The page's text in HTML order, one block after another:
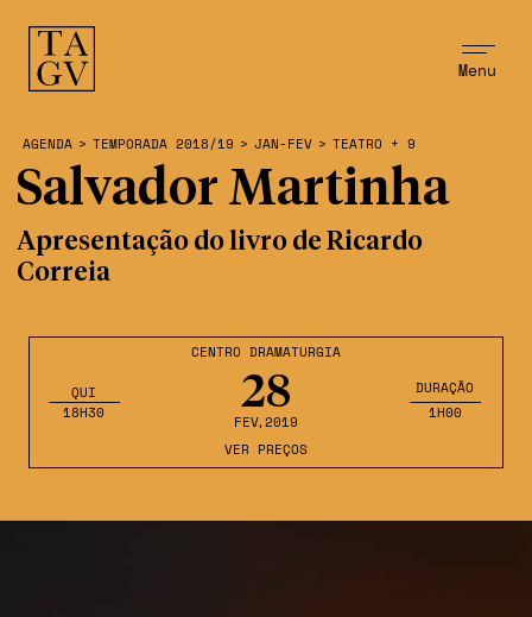
Menu
CENTRO DRAMATURGIA
28
FEV,2019
QUI
18H30
DURAÇÃO
1H00
VER PREÇOS
AGENDA > TEMPORADA 2018/19 > JAN-FEV > TEATRO + 9
Salvador Martinha
Apresentação do livro de Ricardo
Correia